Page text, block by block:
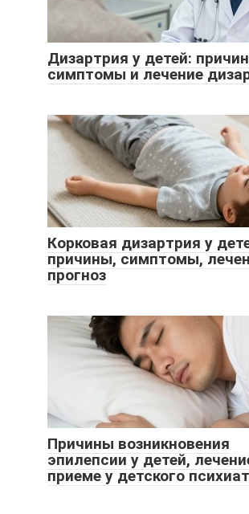
Дизартрия у детей:
симптомы и лечение
Корковая дизартрия у
причины, симптомы,
прогноз
Причины возникновения
эпилепсии у детей,
приеме у детского